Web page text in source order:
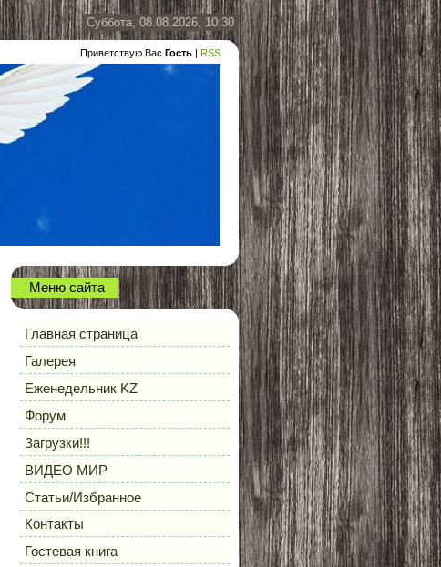
Суббота, 08.08.2026, 10:30
Приветствую Вас Гость | RSS
Меню сайта
Главная страница
Галерея
Еженедельник KZ
Форум
Загрузки!!!
ВИДЕО МИР
Статьи/Избранное
Контакты
Гостевая книга